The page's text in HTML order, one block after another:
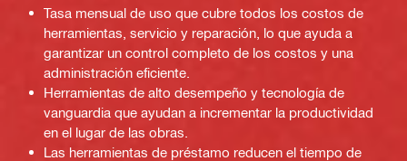
Tasa mensual de uso que cubre todos los costos de
herramientas, servicio y reparación, lo que ayuda a
garantizar un control completo de los costos y una
administración eficiente.
Herramientas de alto desempeño y tecnología de
vanguardia que ayudan a incrementar la productividad
en el lugar de las obras.
Las herramientas de préstamo reducen el tiempo de